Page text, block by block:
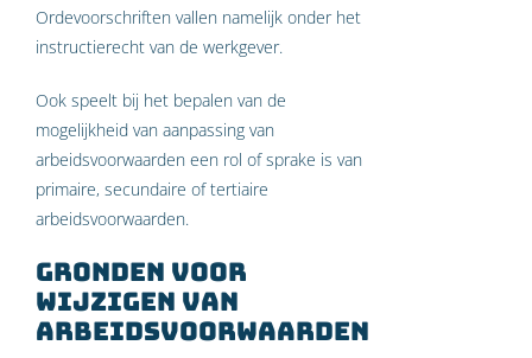
Ordevoorschriften vallen namelijk onder het
instructierecht van de werkgever.
Ook speelt bij het bepalen van de
mogelijkheid van aanpassing van
arbeidsvoorwaarden een rol of sprake is van
primaire, secundaire of tertiaire
arbeidsvoorwaarden.
Gronden voor
wijzigen van
arbeidsvoorwaarden